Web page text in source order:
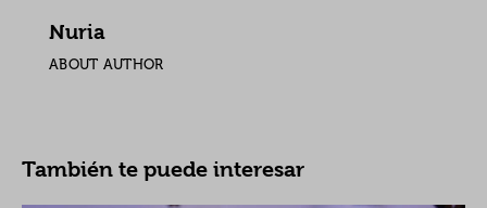
Nuria
ABOUT AUTHOR
También te puede interesar